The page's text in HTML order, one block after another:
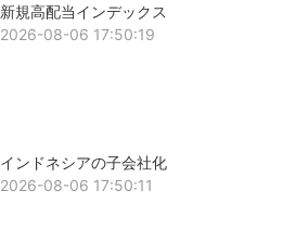
新規高配当インデックス
2026-08-06 17:50:19
インドネシアの子会社化
2026-08-06 17:50:11